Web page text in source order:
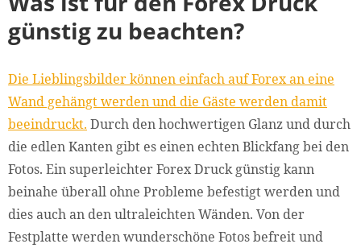
günstig zu beachten?
Die Lieblingsbilder können einfach auf Forex an eine
Wand gehängt werden und die Gäste werden damit
beeindruckt. Durch den hochwertigen Glanz und durch
die edlen Kanten gibt es einen echten Blickfang bei den
Fotos. Ein superleichter Forex Druck günstig kann
beinahe überall ohne Probleme befestigt werden und
dies auch an den ultraleichten Wänden. Von der
Festplatte werden wunderschöne Fotos befreit und